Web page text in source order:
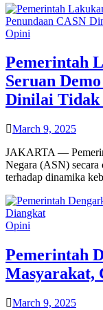
Opini
Pemerintah
Seruan
Dinilai Tidak
March 9, 2025
JAKARTA —
Negara (ASN) secara
terhadap dinamika
Opini
Pemerintah
Masyarakat,
March 9, 2025